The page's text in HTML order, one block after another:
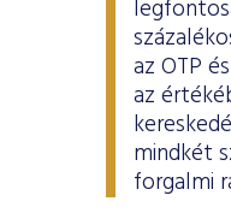
az OTP
az
mindkét
forgalmi